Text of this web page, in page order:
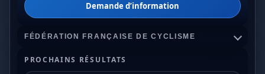
Demande d’information
FÉDÉRATION FRANÇAISE DE CYCLISME
PROCHAINS RÉSULTATS